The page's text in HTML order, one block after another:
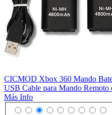
CICMOD Xbox 360 Mando
USB Cable para Mando
Más Info